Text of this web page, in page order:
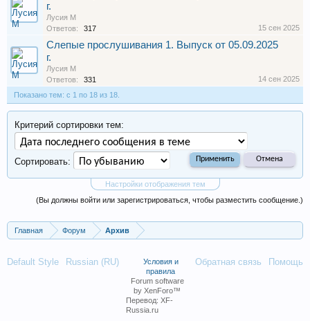
г.
Лусия М
Ответов:
317 15 сен 2025
Слепые прослушивания 1. Выпуск от 05.09.2025
г.
Лусия М
Ответов:
331
14 сен 2025
Показано тем: с 1 по 18 из 18.
Настройки отображения тем
Критерий сортировки тем:
Сортировать:
(Вы должны войти или зарегистрироваться, чтобы разместить сообщение.)
Главная Форум Архив
Default Style Russian (RU) Обратная связь Помощь
Условия и
правила
Forum software
by XenForo™
Перевод: XF-
Russia.ru